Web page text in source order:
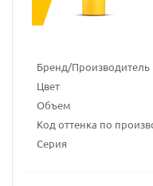
Бренд/Производитель
Цвет
Объем
Код оттенка по
Серия